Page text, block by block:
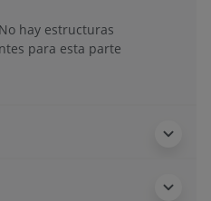
No hay estructuras
para esta parte